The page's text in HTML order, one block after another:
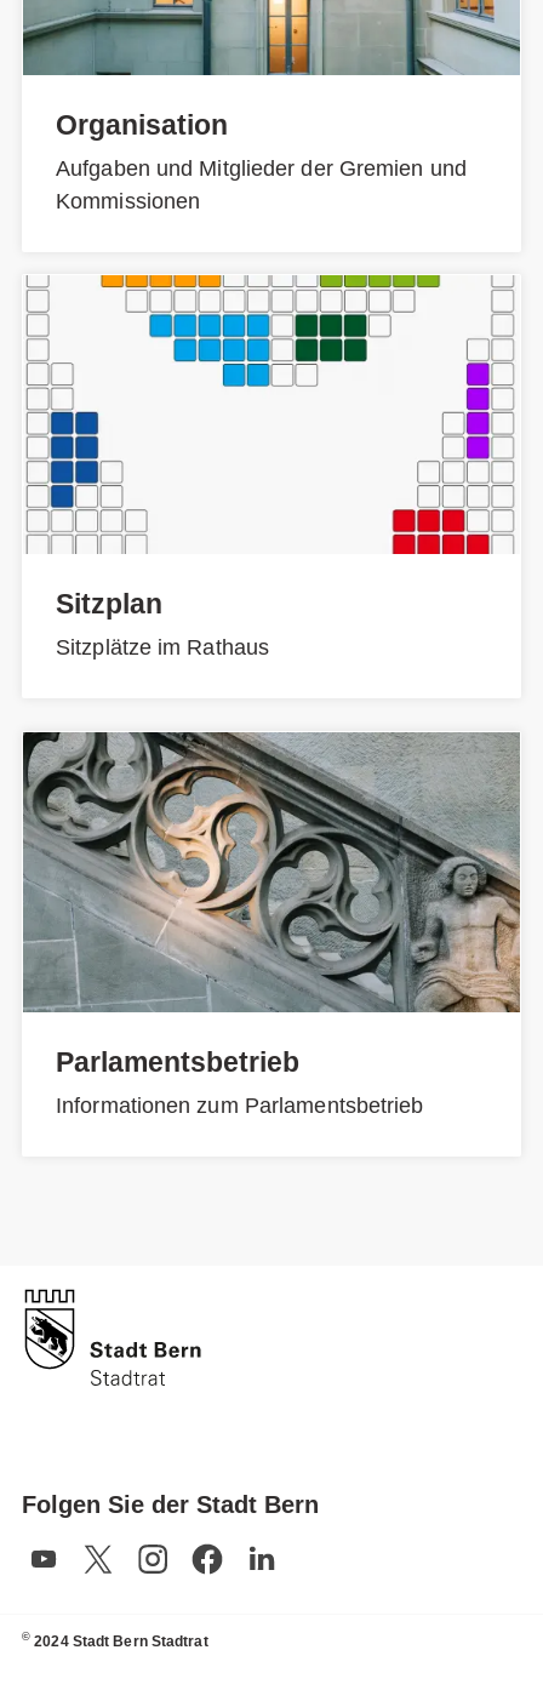
Organisation
Aufgaben und Mitglieder der Gremien und
Kommissionen
Sitzplan
Sitzplätze im Rathaus
Parlamentsbetrieb
Informationen zum Parlamentsbetrieb
Folgen Sie der Stadt Bern
© 2024 Stadt Bern Stadtrat